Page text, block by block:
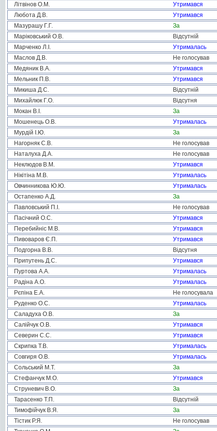
Літвінов О.М.
Утримався
Любота Д.В.
Утримався
Мазурашу Г.Г.
За
Маріковський О.В.
Відсутній
Марченко Л.І.
Утрималась
Маслов Д.В.
Не голосував
Медяник В.А.
Утримався
Мельник П.В.
Утримався
Микиша Д.С.
Відсутній
Михайлюк Г.О.
Відсутня
Мокан В.І.
За
Мошенець О.В.
Утрималась
Мурдій І.Ю.
За
Нагорняк С.В.
Не голосував
Наталуха Д.А.
Не голосував
Неклюдов В.М.
Утримався
Нікітіна М.В.
Утрималась
Овчинникова Ю.Ю.
Утрималась
Остапенко А.Д.
За
Павловський П.І.
Не голосував
Пасічний О.С.
Утримався
Перебийніс М.В.
Утримався
Пивоваров Є.П.
Утримався
Подгорна В.В.
Відсутня
Припутень Д.С.
Утримався
Пуртова А.А.
Утрималась
Радіна А.О.
Утрималась
Рєпіна Е.А.
Не голосувала
Руденко О.С.
Утрималась
Саладуха О.В.
За
Салійчук О.В.
Утримався
Северин С.С.
Утримався
Скрипка Т.В.
Утрималась
Совгиря О.В.
Утрималась
Сольський М.Т.
За
Стефанчук М.О.
Утримався
Струневич В.О.
За
Тарасенко Т.П.
Відсутній
Тимофійчук В.Я.
За
Тістик Р.Я.
Не голосував